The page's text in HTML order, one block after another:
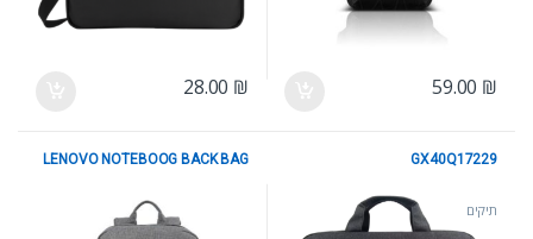
59.00 ₪
28.00 ₪
תיקים
GX40Q17229
LENOVO NOTEBOOG BACK BAG